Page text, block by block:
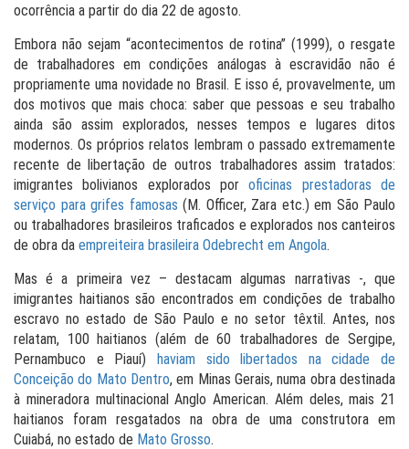
ocorrência a partir do dia 22 de agosto.
Embora não sejam “acontecimentos de rotina” (1999), o resgate
de trabalhadores em condições análogas à escravidão não é
propriamente uma novidade no Brasil. E isso é, provavelmente, um
dos motivos que mais choca: saber que pessoas e seu trabalho
ainda são assim explorados, nesses tempos e lugares ditos
modernos. Os próprios relatos lembram o passado extremamente
recente de libertação de outros trabalhadores assim tratados:
imigrantes bolivianos explorados poroficinas prestadoras de
serviço para grifes famosas (M. Officer, Zara etc.) em São Paulo
ou trabalhadores brasileiros traficados e explorados nos canteiros
de obra da empreiteira brasileira Odebrecht em Angola.
Mas é a primeira vez – destacam algumas narrativas -, que
imigrantes haitianos são encontrados em condições de trabalho
escravo no estado de São Paulo e no setor têxtil. Antes, nos
relatam, 100 haitianos (além de 60 trabalhadores de Sergipe,
Pernambuco e Piauí) haviam sido libertados na cidade de
Conceição do Mato Dentro, em Minas Gerais, numa obra destinada
à mineradora multinacional Anglo American. Além deles, mais 21
haitianos foram resgatados na obra de uma construtora em
Cuiabá, no estado de Mato Grosso.